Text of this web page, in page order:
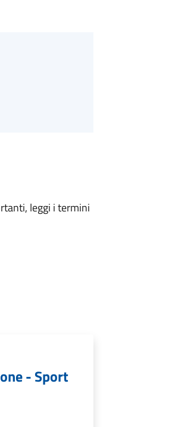
leggi i termini
- Sport